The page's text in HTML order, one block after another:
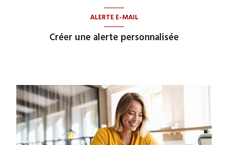
ALERTE E-MAIL
Créer une alerte personnalisée